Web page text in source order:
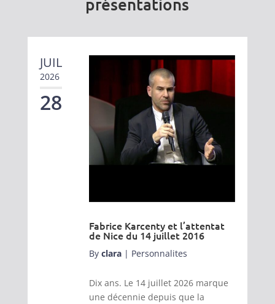
présentations
JUIL
2026
28
Fabrice Karcenty et l’attentat
de Nice du 14 juillet 2016
By clara| Personnalites
Dix ans. Le 14 juillet 2026 marque
une décennie depuis que la